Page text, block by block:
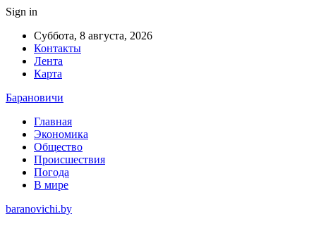
Sign in
Суббота, 8 августа, 2026
Контакты
Лента
Карта
Барановичи
Главная
Экономика
Общество
Происшествия
Погода
В мире
baranovichi.by